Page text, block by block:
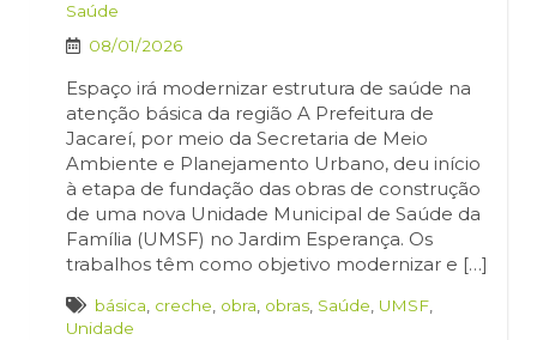
Saúde
08/01/2026
Espaço irá modernizar estrutura de saúde na
atenção básica da região A Prefeitura de
Jacareí, por meio da Secretaria de Meio
Ambiente e Planejamento Urbano, deu início
à etapa de fundação das obras de construção
de uma nova Unidade Municipal de Saúde da
Família (UMSF) no Jardim Esperança. Os
trabalhos têm como objetivo modernizar e […]
básica creche obra obras Saúde UMSF
Unidade